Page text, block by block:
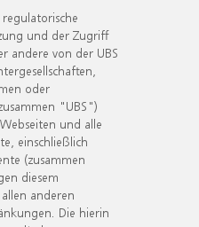
und der Zugriff
andere von der UBS
oder
"UBS")
und alle
einschließlich
(zusammen
diesem
anderen
Die hierin